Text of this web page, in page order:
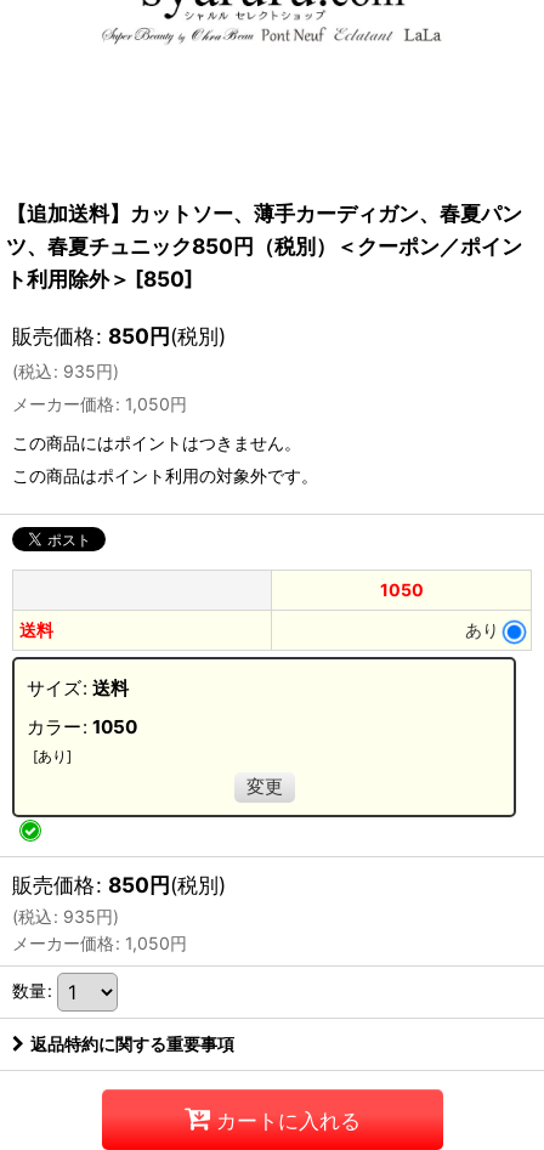
【追加送料】カットソー、薄手カーディガン、春夏パン
ツ、春夏チュニック850円（税別）＜クーポン／ポイン
ト利用除外＞ [850]
販売価格: 850円(税別)
(税込: 935円)
メーカー価格: 1,050円
この商品にはポイントはつきません。
この商品はポイント利用の対象外です。
1050
送料
あり
サイズ: 送料
カラー: 1050
[あり ]
変更
販売価格: 850円(税別)
(税込: 935円)
メーカー価格: 1,050円
数量:
返品特約に関する重要事項
カートに入れる